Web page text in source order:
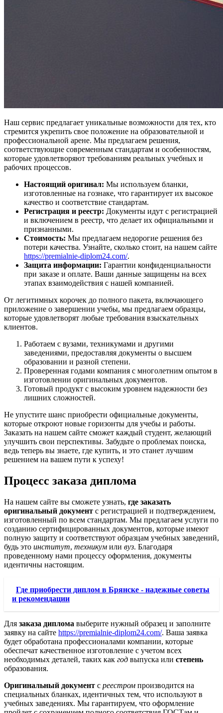
Наш сервис предлагает уникальные возможности для тех, кто
стремится укрепить свое положение на образовательной и
профессиональной арене. Мы предлагаем решения,
соответствующие современным стандартам и особенностям,
которые удовлетворяют требованиям реальных учебных и
рабочих процессов.
Настоящий оригинал: Мы используем бланки,
изготовленные на гознаке, что гарантирует их высокое
качество и соответствие стандартам.
Регистрация и реестр: Документы идут с регистрацией
и включением в реестр, что делает их официальными и
признанными.
Стоимость: Мы предлагаем недорогие решения без
потери качества. Узнайте, сколько стоит, на нашем сайте
https://premialnie-diplom24.com/.
Защита информации: Гарантии конфиденциальности
при заказе и оплате. Ваши данные защищены на всех
этапах взаимодействия с нашей компанией.
От легитимных корочек до полного пакета, включающего
приложение о завершении учебы, мы предлагаем образцы,
которые удовлетворят любые требования взыскательных
клиентов.
Работаем с вузами, техникумами и другими
заведениями, предоставляя документы о высшем
образовании и разной степени.
Проверенная годами компания с многолетним опытом в
изготовлении оригинальных документов.
Готовый продукт с высоким уровнем надежности без
лишних сложностей.
Не упустите шанс приобрести официальные документы,
которые откроют новые горизонты для учебы и работы.
Заказать на нашем сайте сможет каждый студент, желающий
улучшить свои перспективы. Забудьте о проблемах поиска,
ведь теперь вы знаете, где купить, и это станет лучшим
решением на вашем пути к успеху!
Процесс заказа диплома
На нашем сайте вы сможете узнать, где заказать
оригинальный документ с регистрацией и подтверждением,
изготовленный по всем стандартам. Мы предлагаем услуги по
созданию сертифицированных документов, которые имеют
полную защиту и соответствуют образцам учебных заведений,
будь это институт, техникум или вуз. Благодаря
проведенному нами процессу оформления, документы
идентичны настоящим.
Где приобрести диплом в Брянске - надежные советы
и рекомендации
Для заказа диплома выберите нужный образец и заполните
заявку на сайте https://premialnie-diplom24.com/. Ваша заявка
будет обработана профессионалами компании, которые
обеспечат качественное изготовление с учетом всех
необходимых деталей, таких как год выпуска или степень
образования.
Оригинальный документ с реестром производится на
специальных бланках, идентичных тем, что используют в
учебных заведениях. Мы гарантируем, что оформление